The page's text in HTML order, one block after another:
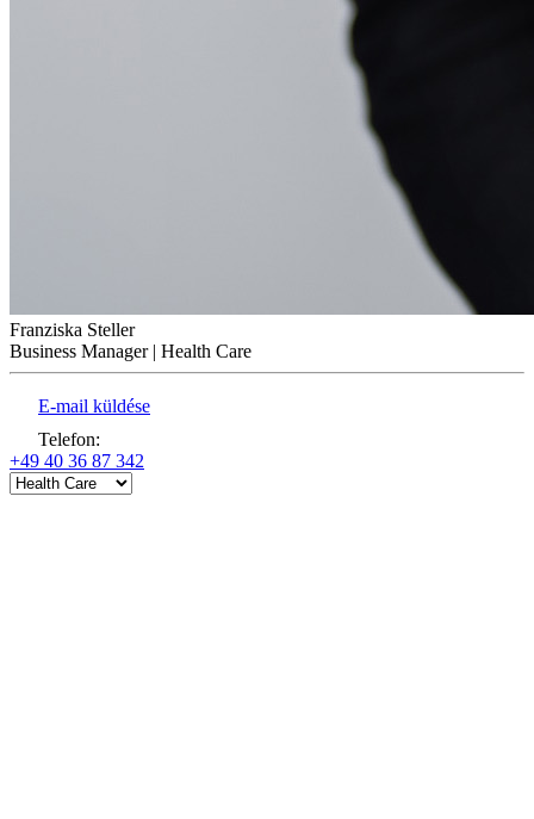
Franziska Steller
Business Manager | Health Care
E-mail küldése
Telefon:
+49 40 36 87 342